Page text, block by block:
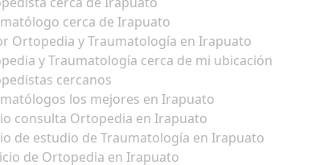
cerca de Irapuato
Ortopedia y Traumatología en Irapuato
y Traumatología cerca de mi ubicación
cercanos
los mejores en Irapuato
consulta Ortopedia en Irapuato
de estudio de Traumatología en Irapuato
de Ortopedia en Irapuato